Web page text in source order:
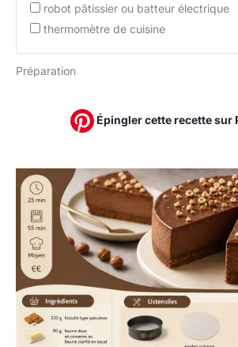
robot pâtissier ou batteur électrique
thermomètre de cuisine
Préparation
Épingler cette recette sur